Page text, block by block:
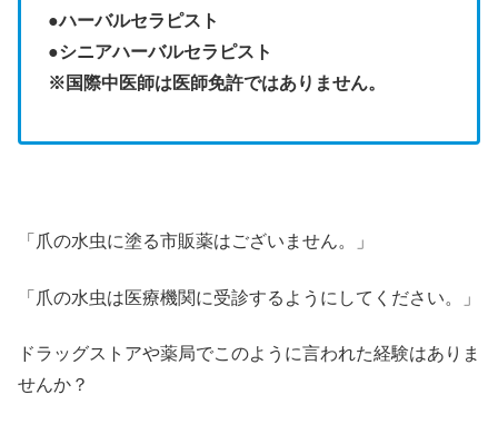
●ハーバルセラピスト
●シニアハーバルセラピスト
※国際中医師は医師免許ではありません。
「爪の水虫に塗る市販薬はございません。」
「爪の水虫は医療機関に受診するようにしてください。」
ドラッグストアや薬局でこのように言われた経験はありま
せんか？